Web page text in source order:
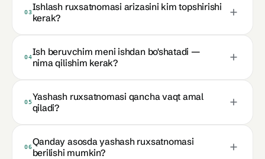
03Ishlash ruxsatnomasi arizasini kim topshirishi
kerak?
04Ish beruvchim meni ishdan bo'shatadi —
nima qilishim kerak?
05Yashash ruxsatnomasi qancha vaqt amal
qiladi?
06Qanday asosda yashash ruxsatnomasi
berilishi mumkin?